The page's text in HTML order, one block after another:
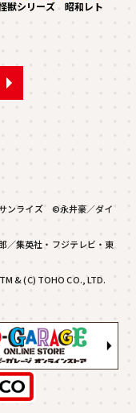
獣シリーズ 昭和レト
ンライズ ©永井豪／ダイ
集英社・フジテレビ・東
& (C) TOHO CO., LTD.